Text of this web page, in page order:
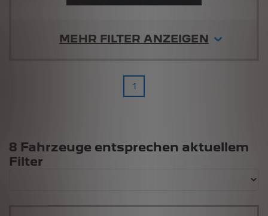
MEHR FILTER ANZEIGEN
1
Suchergebnisse
8 Fahrzeuge entsprechen aktuellem
Filter